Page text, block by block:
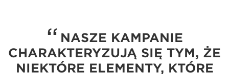
NASZE KAMPANIE
CHARAKTERYZUJĄ SIĘ TYM, ŻE
NIEKTÓRE ELEMENTY, KTÓRE